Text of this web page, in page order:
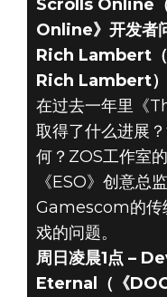
Scrolls Online
Online》开发
Rich Lambert
Rich Lambert）
在过去一年里《
取得了什么进展
何？ZOS工作室
《ESO》创意
Gamescom的传
戏的问题。
周日凌晨1点 –
Eternal（《